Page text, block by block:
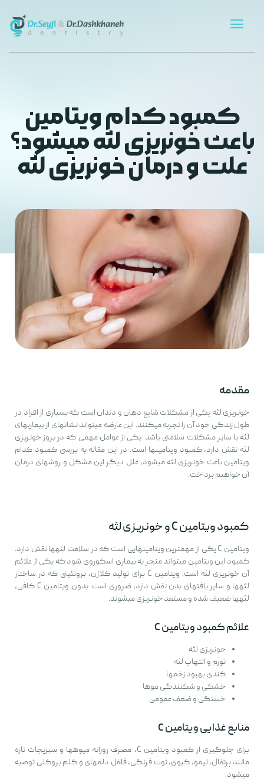
کمبود کدام ویتامین
باعث خونریزی لثه میشود؟
علت و درمان خونریزی لثه
مقدمه
خونریزی لثه یکی از مشکلات شایع دهان و دندان است که بسیاری از افراد در
طول زندگی خود آن را تجربه میکنند. این عارضه میتواند نشانهای از بیماریهای
لثه یا سایر مشکلات سلامتی باشد. یکی از عوامل مهمی که در بروز خونریزی
لثه نقش دارد، کمبود ویتامینها است. در این مقاله به بررسی کمبود کدام
ویتامین باعث خونریزی لثه میشود، علل دیگر این مشکل و روشهای درمان
آن خواهیم پرداخت.
کمبود ویتامین C و خونریزی لثه
ویتامین C یکی از مهمترین ویتامینهایی است که در سلامت لثهها نقش دارد.
کمبود این ویتامین میتواند منجر به بیماری اسکوروی شود که یکی از علائم
آن خونریزی لثه است. ویتامین C برای تولید کلاژن، پروتئینی که در ساختار
لثهها و سایر بافتهای بدن نقش دارد، ضروری است. بدون ویتامین C کافی،
لثهها ضعیف شده و مستعد خونریزی میشوند.
علائم کمبود ویتامین C
خونریزی لثه
تورم و التهاب لثه
کندی بهبود زخمها
خشکی و شکنندگی موها
خستگی و ضعف عمومی
منابع غذایی ویتامین C
برای جلوگیری از کمبود ویتامین C، مصرف روزانه میوهها و سبزیجات تازه
مانند پرتقال، لیمو، کیوی، توت فرنگی، فلفل دلمهای و کلم بروکلی توصیه
میشود.